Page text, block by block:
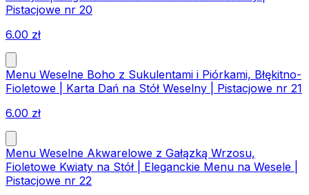
Pistacjowe nr 20
6.00 zł
Menu Weselne Boho z Sukulentami i Piórkami, Błękitno-
Fioletowe | Karta Dań na Stół Weselny | Pistacjowe nr 21
6.00 zł
Menu Weselne Akwarelowe z Gałązką Wrzosu,
Fioletowe Kwiaty na Stół | Eleganckie Menu na Wesele |
Pistacjowe nr 22